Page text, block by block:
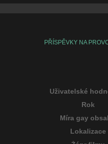
PŘÍSPĚVKY NA
Uživatelské
Rok
Míra gay
Lokalizace